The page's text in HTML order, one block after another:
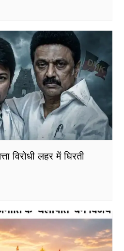
विरोधी लहर में घिरती